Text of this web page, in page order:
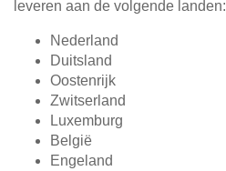
leveren aan de volgende landen:
Nederland
Duitsland
Oostenrijk
Zwitserland
Luxemburg
België
Engeland
Hoekbanken
Hoekkasten
Inloopkasten
Massief houten meubels
Glaswerelden